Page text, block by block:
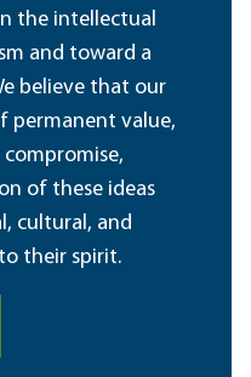
the intellectual
and toward a
believe that our
permanent value,
of these ideas
cultural, and
their spirit.